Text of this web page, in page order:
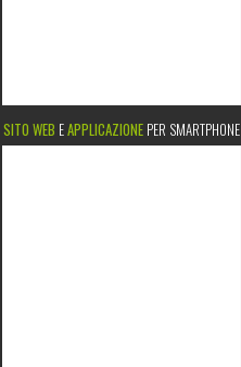
SITO WEB EAPPLICAZIONE PER SMARTPHONE